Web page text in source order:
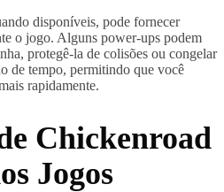
disponíveis, pode fornecer
o jogo. Alguns power-ups podem
protegê-la de colisões ou congelar
de tempo, permitindo que você
rapidamente.
Chickenroad
Jogos